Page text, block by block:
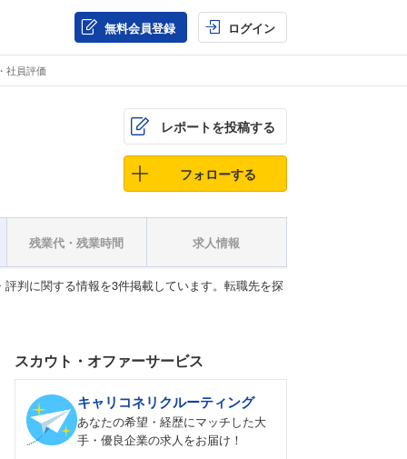
無料会員登録 ログイン
社員評価
レポートを投稿する
フォローする
残業代・残業時間 求人情報
判に関する情報を3件掲載しています。転職先を探
スカウト・オファーサービス
キャリコネリクルーティング
あなたの希望・経歴にマッチした大
手・優良企業の求人をお届け！